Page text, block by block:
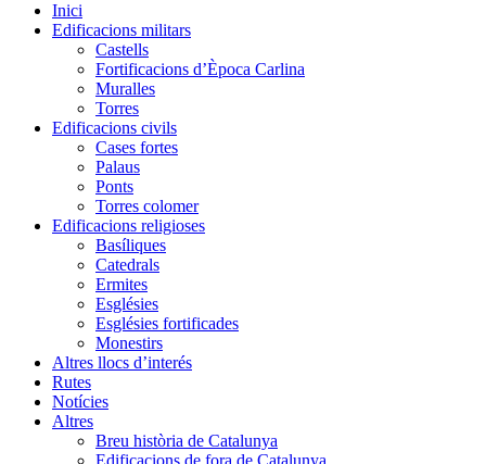
Inici
Edificacions militars
Castells
Fortificacions d’Època Carlina
Muralles
Torres
Edificacions civils
Cases fortes
Palaus
Ponts
Torres colomer
Edificacions religioses
Basíliques
Catedrals
Ermites
Esglésies
Esglésies fortificades
Monestirs
Altres llocs d’interés
Rutes
Notícies
Altres
Breu història de Catalunya